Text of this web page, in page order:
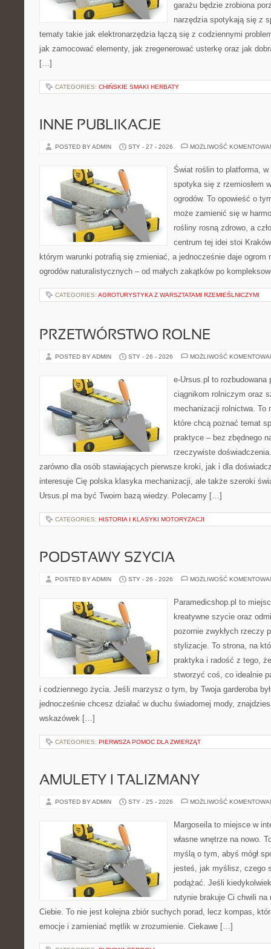
garażu będzie zrobiona
narzędzia spotykają się z
tematy takie jak elektronarzędzia łączą się z codziennymi
jak zamocować elementy, jak zregenerować usterkę oraz jak
[…]
CATEGORIES: CHIŃSKIE SMAKI HERBATY
INNE PUBLIKACJE
POSTED BY ADMIN STY - 27 - 2026 MOŻLIWOŚĆ
Świat roślin to platforma,
spotyka się z rzemiosłem
ogrodów. To opowieść o
może zamienić się w
rośliny rosną zdrowo, a
centrum tej idei stoi
którym warunki potrafią się zmieniać, a jednocześnie daje ogrom
ogrodów naturalistycznych – od małych zakątków po
CATEGORIES: AGROTURYSTYKA Z WARSZTATAMI RZEMIEŚLNICZYMI
PRZETWÓRSTWO ROLNE
POSTED BY ADMIN STY - 26 - 2026 MOŻLIWOŚĆ
e-Ursus.pl to rozbudowana
ciągnikom rolniczym oraz
mechanizacji rolnictwa. To
które chcą poznać temat
praktyce – bez zbędnego
rzeczywiste
zarówno dla osób stawiających pierwsze kroki, jak i dla
interesuje Cię polska klasyka mechanizacji, ale także szeroki
Ursus.pl ma być Twoim bazą wiedzy. Polecamy […]
CATEGORIES: HISTORIA I KLASYKI MOTORYZACJI
PODSTAWY SZYCIA
POSTED BY ADMIN STY - 26 - 2026 MOŻLIWOŚĆ
Paramedicshop.pl to
kreatywne szycie oraz
pozornie zwykłych rzeczy
stylizacje. To strona, na
praktyka i radość z tego,
stworzyć coś, co idealnie
i codziennego życia. Jeśli marzysz o tym, by Twoja garderoba
jednocześnie chcesz działać w duchu świadomej mody,
wskazówek […]
CATEGORIES: PIERWSZA POMOC DLA ZWIERZĄT
AMULETY I TALIZMANY
POSTED BY ADMIN STY - 25 - 2026 MOŻLIWOŚĆ
Margoseila to miejsce w
własne wnętrze na nowo.
myślą o tym, abyś mógł
jesteś, jak myślisz, czego
podążać. Jeśli
rutynie brakuje Ci chwili na
Ciebie. To nie jest kolejna zbiór suchych porad, lecz kompas,
emocje i zamieniać mętlik w zrozumienie. Ciekawe […]